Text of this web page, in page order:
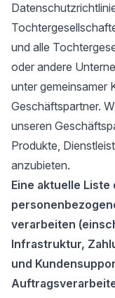
und alle
oder andere
unter gemeinsamer
Geschäftspartner.
unseren
Produkte,
anzubieten.
Eine aktuelle
verarbeiten
Infrastruktur,
und